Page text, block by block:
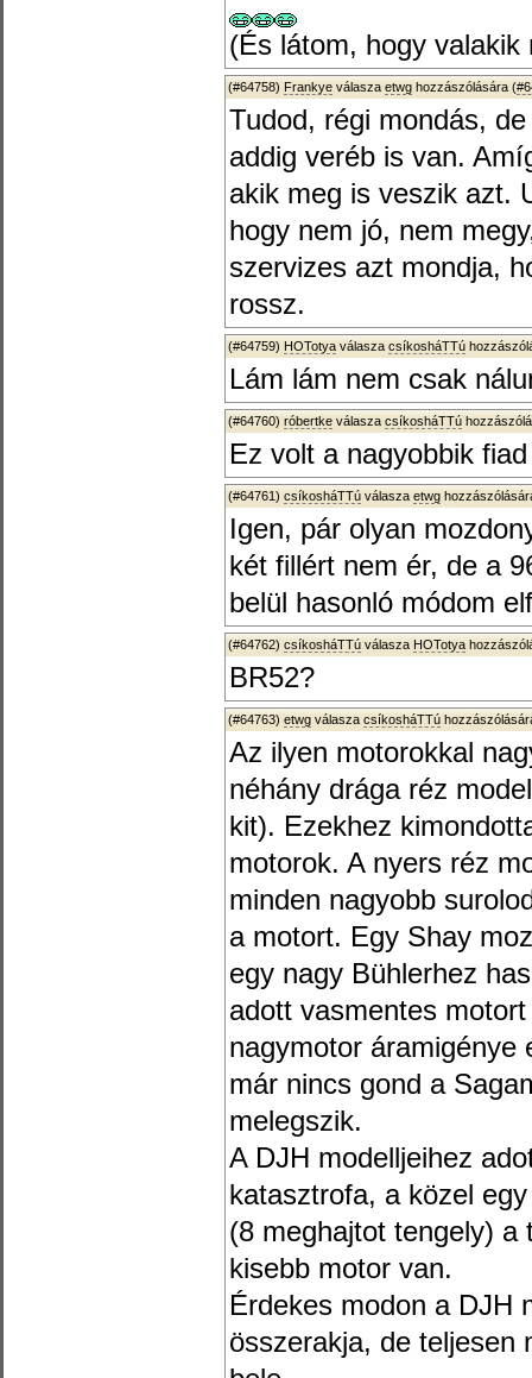
(És látom, hogy valakik
(#64758) Frankye válasza etwg hozzászólására (
Tudod, régi mondás,
addig veréb is van.
akik meg is veszik azt.
hogy nem jó, nem
szervizes azt mondja,
rossz.
(#64759) HOTotya válasza csíkosháTTú
Lám lám nem csak
(#64760) róbertke válasza csíkosháTTú
Ez volt a nagyobbik
(#64761) csíkosháTTú válasza etwg
Igen, pár olyan
két fillért nem ér, de a
belül hasonló módom
(#64762) csíkosháTTú válasza HOTotya
BR52?
(#64763) etwg válasza csíkosháTTú
Az ilyen motorokkal
néhány drága réz
kit). Ezekhez
motorok. A nyers réz
minden nagyobb
a motort. Egy Shay
egy nagy Bühlerhez
adott vasmentes
nagymotor áramigénye
már nincs gond a
melegszik.
A DJH modelljeihez
katasztrofa, a közel
(8 meghajtot tengely) a
kisebb motor van.
Érdekes modon a DJH
összerakja, de teljesen